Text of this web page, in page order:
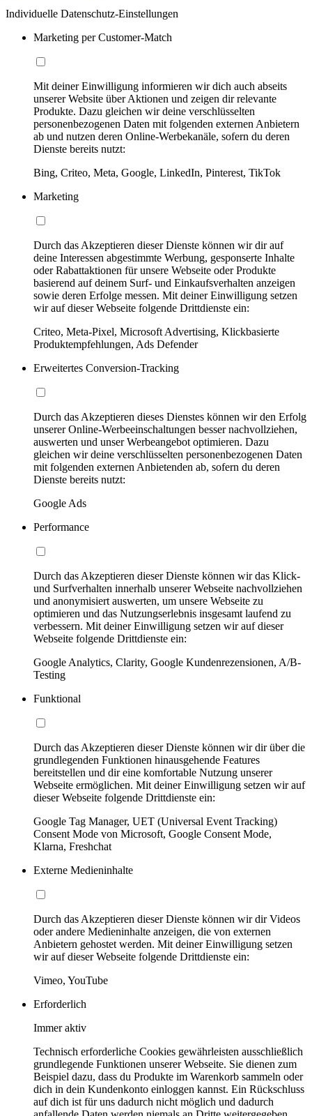
Individuelle Datenschutz-Einstellungen
Marketing per Customer-Match
Mit deiner Einwilligung informieren wir dich auch abseits
unserer Website über Aktionen und zeigen dir relevante
Produkte. Dazu gleichen wir deine verschlüsselten
personenbezogenen Daten mit folgenden externen Anbietern
ab und nutzen deren Online-Werbekanäle, sofern du deren
Dienste bereits nutzt:
Bing, Criteo, Meta, Google, LinkedIn, Pinterest, TikTok
Marketing
Durch das Akzeptieren dieser Dienste können wir dir auf
deine Interessen abgestimmte Werbung, gesponserte Inhalte
oder Rabattaktionen für unsere Webseite oder Produkte
basierend auf deinem Surf- und Einkaufsverhalten anzeigen
sowie deren Erfolge messen. Mit deiner Einwilligung setzen
wir auf dieser Webseite folgende Drittdienste ein:
Criteo, Meta-Pixel, Microsoft Advertising, Klickbasierte
Produktempfehlungen, Ads Defender
Erweitertes Conversion-Tracking
Durch das Akzeptieren dieses Dienstes können wir den Erfolg
unserer Online-Werbeeinschaltungen besser nachvollziehen,
auswerten und unser Werbeangebot optimieren. Dazu
gleichen wir deine verschlüsselten personenbezogenen Daten
mit folgenden externen Anbietenden ab, sofern du deren
Dienste bereits nutzt:
Google Ads
Performance
Durch das Akzeptieren dieser Dienste können wir das Klick-
und Surfverhalten innerhalb unserer Webseite nachvollziehen
und anonymisiert auswerten, um unsere Webseite zu
optimieren und das Nutzungserlebnis insgesamt laufend zu
verbessern. Mit deiner Einwilligung setzen wir auf dieser
Webseite folgende Drittdienste ein:
Google Analytics, Clarity, Google Kundenrezensionen, A/B-
Testing
Funktional
Durch das Akzeptieren dieser Dienste können wir dir über die
grundlegenden Funktionen hinausgehende Features
bereitstellen und dir eine komfortable Nutzung unserer
Webseite ermöglichen. Mit deiner Einwilligung setzen wir auf
dieser Webseite folgende Drittdienste ein:
Google Tag Manager, UET (Universal Event Tracking)
Consent Mode von Microsoft, Google Consent Mode,
Klarna, Freshchat
Externe Medieninhalte
Durch das Akzeptieren dieser Dienste können wir dir Videos
oder andere Medieninhalte anzeigen, die von externen
Anbietern gehostet werden. Mit deiner Einwilligung setzen
wir auf dieser Webseite folgende Drittdienste ein:
Vimeo, YouTube
Erforderlich
Immer aktiv
Technisch erforderliche Cookies gewährleisten ausschließlich
grundlegende Funktionen unserer Webseite. Sie dienen zum
Beispiel dazu, dass du Produkte im Warenkorb sammeln oder
dich in dein Kundenkonto einloggen kannst. Ein Rückschluss
auf dich ist für uns dadurch nicht möglich und dadurch